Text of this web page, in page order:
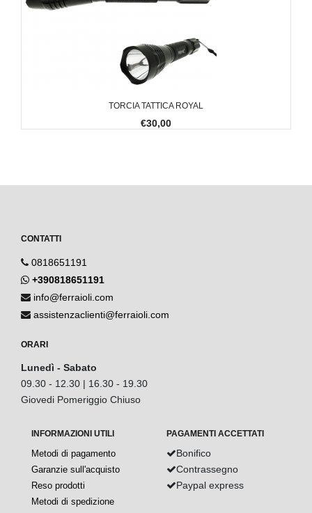
TORCIA TATTICA ROYAL
€30,00
CONTATTI
0818651191
+390818651191
info@ferraioli.com
assistenzaclienti@ferraioli.com
ORARI
Lunedì - Sabato
09.30 - 12.30 | 16.30 - 19.30
Giovedi Pomeriggio Chiuso
INFORMAZIONI UTILI
Metodi di pagamento
Garanzie sull'acquisto
Reso prodotti
Metodi di spedizione
PAGAMENTI ACCETTATI
Bonifico
Contrassegno
Paypal express